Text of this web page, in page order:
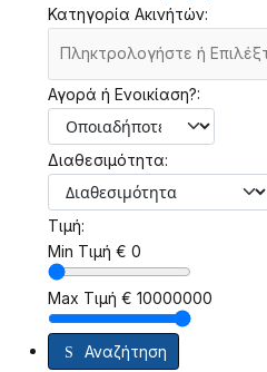
Κατηγορία Ακινήτών:
Αγορά ή Ενοικίαση?:
Διαθεσιμότητα:
Τιμή:
Min Τιμή € 0
Max Τιμή € 10000000
Αναζήτηση